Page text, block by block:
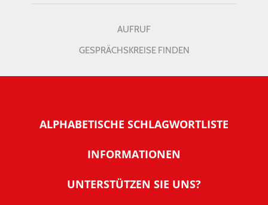
AUFRUF
GESPRÄCHSKREISE FINDEN
ALPHABETISCHE SCHLAGWORTLISTE
INFORMATIONEN
Warum NachDenkSeiten
UNTERSTÜTZEN SIE UNS?